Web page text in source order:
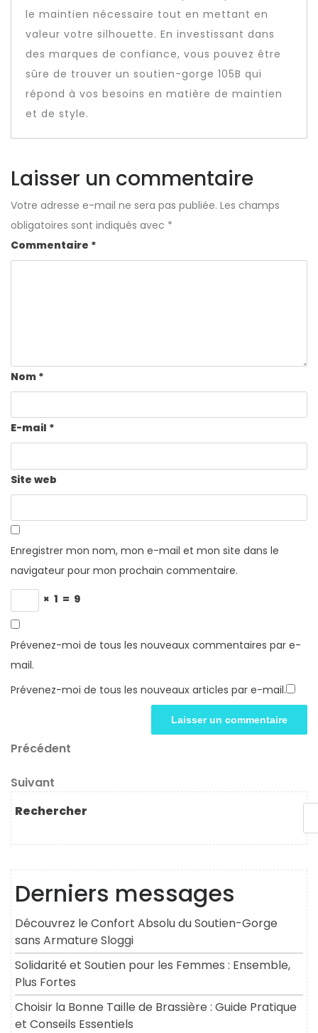
le maintien nécessaire tout en mettant en
valeur votre silhouette. En investissant dans
des marques de confiance, vous pouvez être
sûre de trouver un soutien-gorge 105B qui
répond à vos besoins en matière de maintien
et de style.
Laisser un commentaire
Votre adresse e-mail ne sera pas publiée. Les champs
obligatoires sont indiqués avec *
Commentaire *
Nom *
E-mail *
Site web
Enregistrer mon nom, mon e-mail et mon site dans le
navigateur pour mon prochain commentaire.
× 1 = 9
Prévenez-moi de tous les nouveaux commentaires par e-
mail.
Prévenez-moi de tous les nouveaux articles par e-mail.
Navigation
de
l’article
Article
Précédent
Article
suivant
Suivant
Rechercher
Derniers messages
Découvrez le Confort Absolu du Soutien-Gorge
sans Armature Sloggi
Solidarité et Soutien pour les Femmes : Ensemble,
Plus Fortes
Choisir la Bonne Taille de Brassière : Guide Pratique
et Conseils Essentiels